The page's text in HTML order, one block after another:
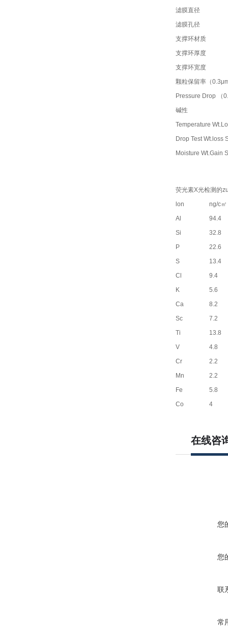
滤膜直径
滤膜孔径
支撑环材质
支撑环厚度
支撑环宽度
颗粒保留率（
Pressure Drop （
碱性
Temperature
Drop Test Wt.loss
Moisture Wt.Gain
荧光素X光检测的
lon
ng/c㎡
Al
94.4
Si
32.8
P
22.6
S
13.4
Cl
9.4
K
5.6
Ca
8.2
Sc
7.2
Ti
13.8
V
4.8
Cr
2.2
Mn
2.2
Fe
5.8
Co
4
在线咨
您
您
联
常